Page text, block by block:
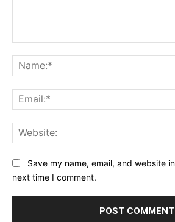
Save my name, email, and website
next time I comment.